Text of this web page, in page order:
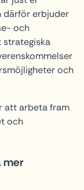
därför erbjuder
och
strategiska
och
att arbeta fram
och
mer